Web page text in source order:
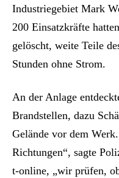
Industriegebiet Mark
200 Einsatzkräfte
gelöscht, weite Teile
Stunden ohne Strom.
An der Anlage
Brandstellen, dazu
Gelände vor dem
Richtungen“, sagte
t-online, „wir prüfen,